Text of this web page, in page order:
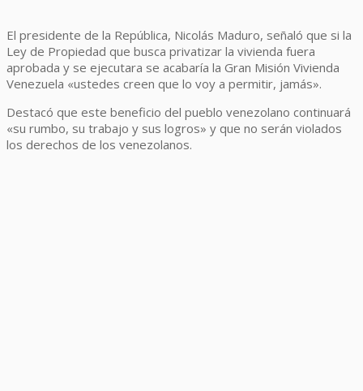
El presidente de la República, Nicolás Maduro, señaló que si la
Ley de Propiedad que busca privatizar la vivienda fuera
aprobada y se ejecutara se acabaría la Gran Misión Vivienda
Venezuela «ustedes creen que lo voy a permitir, jamás».
Destacó que este beneficio del pueblo venezolano continuará
«su rumbo, su trabajo y sus logros» y que no serán violados
los derechos de los venezolanos.